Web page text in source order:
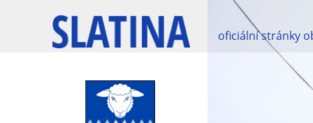
oficiální stránky